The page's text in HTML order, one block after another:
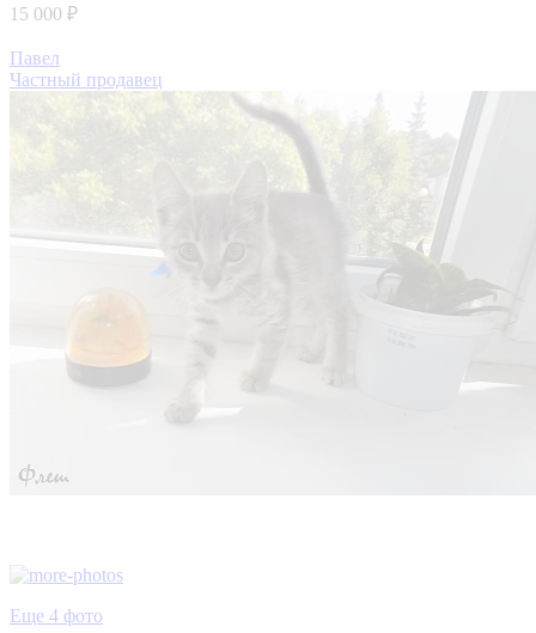
15 000 ₽
Павел
Частный продавец
Еще 4 фото